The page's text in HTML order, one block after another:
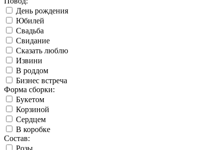
День рождения
Юбилей
Свадьба
Свидание
Сказать люблю
Извини
В роддом
Бизнес встреча
Форма сборки:
Букетом
Корзиной
Сердцем
В коробке
Состав:
Розы